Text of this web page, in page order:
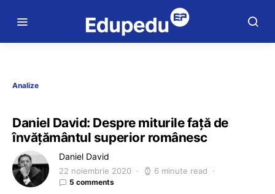
Analize
Daniel David: Despre miturile față de
învățământul superior românesc
Daniel David
22 noiembrie 2020 6 minute read
5 comments